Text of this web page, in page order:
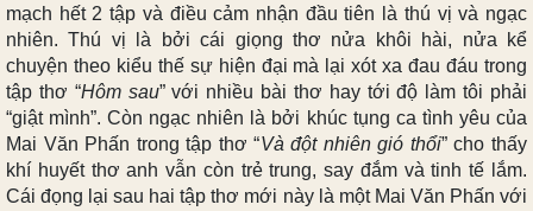
mạch hết 2 tập và điều cảm nhận đầu tiên là thú vị và ngạc
nhiên. Thú vị là bởi cái giọng thơ nửa khôi hài, nửa kể
chuyện theo kiểu thế sự hiện đại mà lại xót xa đau đáu trong
tập thơ “Hôm sau” với nhiều bài thơ hay tới độ làm tôi phải
“giật mình”. Còn ngạc nhiên là bởi khúc tụng ca tình yêu của
Mai Văn Phấn trong tập thơ “Và đột nhiên gió thổi” cho thấy
khí huyết thơ anh vẫn còn trẻ trung, say đắm và tinh tế lắm.
Cái đọng lại sau hai tập thơ mới này là một Mai Văn Phấn với